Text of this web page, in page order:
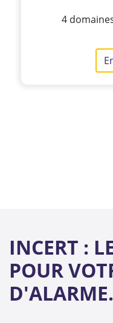
4
INCERT :
POUR
D'ALARME.